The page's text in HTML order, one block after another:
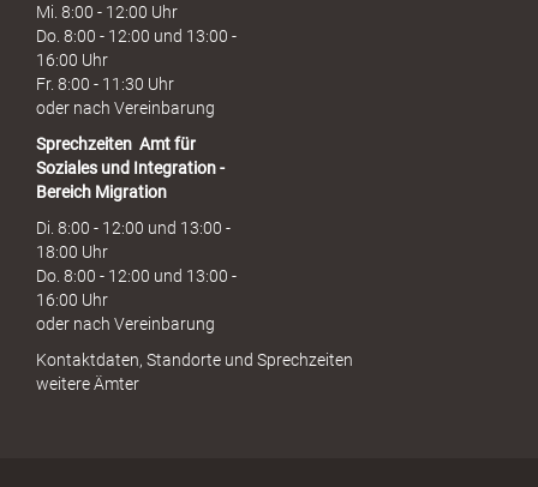
Mi. 8:00 - 12:00 Uhr
Do. 8:00 - 12:00 und 13:00 -
16:00 Uhr
Fr. 8:00 - 11:30 Uhr
oder nach Vereinbarung
Sprechzeiten Amt für
Soziales und Integration -
Bereich Migration
Di. 8:00 - 12:00 und 13:00 -
18:00 Uhr
Do. 8:00 - 12:00 und 13:00 -
16:00 Uhr
oder nach Vereinbarung
Kontaktdaten, Standorte und Sprechzeiten
weitere Ämter